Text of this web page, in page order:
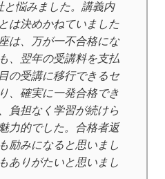
と悩みました。講義内
は決めかねていました
は、万が一不合格にな
、翌年の受講料を支払
の受講に移行できるセ
、確実に一発合格でき
負担なく学習が続けら
力的でした。合格者返
励みになると思いまし
ありがたいと思いまし